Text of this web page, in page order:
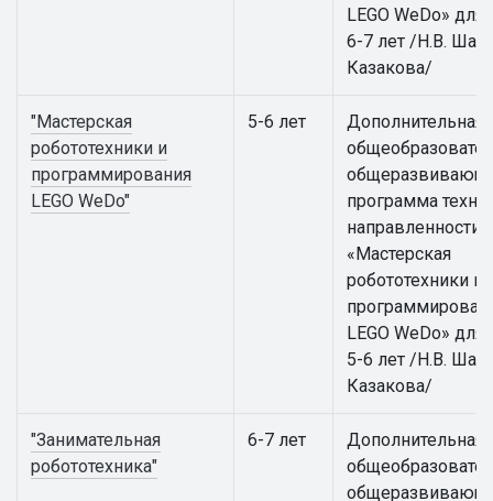
LEGO WeDo» для
6-7 лет /Н.В.
Казакова/
"Мастерская
робототехники и
программирования
LEGO WeDo"
5-6 лет
Дополнительная
программа
направленности
«Мастерская
робототехники и
LEGO WeDo» для
5-6 лет /Н.В.
Казакова/
"Занимательная
робототехника"
6-7 лет
Дополнительная